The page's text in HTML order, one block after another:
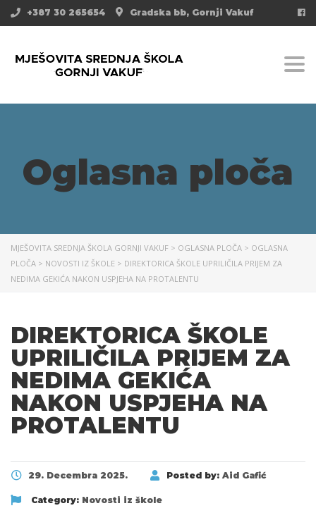
Gradska bb, Gornji Vakuf
+387 30 265654
Oglasna ploča
MJEŠOVITA SREDNJA ŠKOLA GORNJI VAKUF > OGLASNA PLOČA > OGLASNA
PLOČA > NOVOSTI IZ ŠKOLE > DIREKTORICA ŠKOLE UPRILIČILA PRIJEM ZA
NEDIMA GEKIĆA NAKON USPJEHA NA PROTALENTU
DIREKTORICA ŠKOLE
UPRILIČILA PRIJEM ZA
NEDIMA GEKIĆA
NAKON USPJEHA NA
PROTALENTU
29. Decembra 2025. Posted by: Aid Gafić
Category: Novosti iz škole